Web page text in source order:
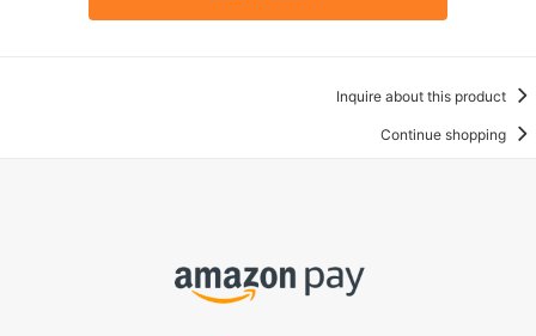
Inquire about this product
Continue shopping